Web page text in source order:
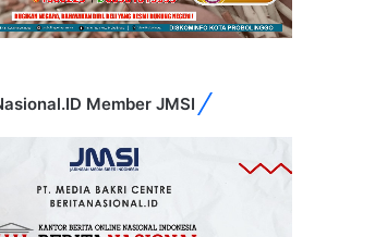
Member JMSI